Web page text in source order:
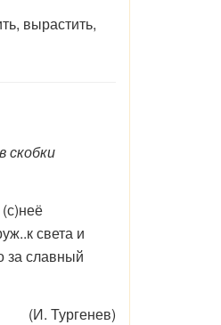
вырастить,
скобки
света и
за славный
(И. Тургенев)